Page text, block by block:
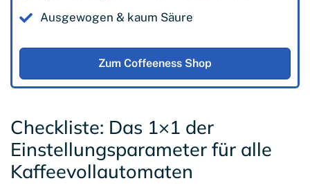
Ausgewogen & kaum Säure
Zum Coffeeness Shop
Checkliste: Das 1×1 der
Einstellungsparameter für alle
Kaffeevollautomaten